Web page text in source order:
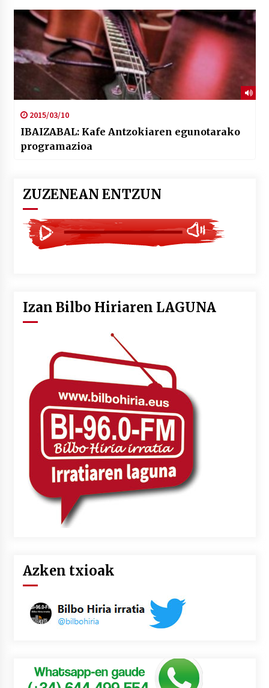
2015/03/10
IBAIZABAL: Kafe Antzokiaren egunotarako
programazioa
ZUZENEAN ENTZUN
Izan Bilbo Hiriaren LAGUNA
Azken txioak